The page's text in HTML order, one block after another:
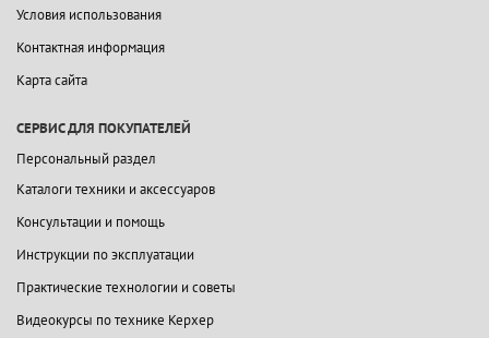
Условия использования
Контактная информация
Карта сайта
СЕРВИС ДЛЯ ПОКУПАТЕЛЕЙ
Персональный раздел
Каталоги техники и аксессуаров
Консультации и помощь
Инструкции по эксплуатации
Практические технологии и советы
Видеокурсы по технике Керхер